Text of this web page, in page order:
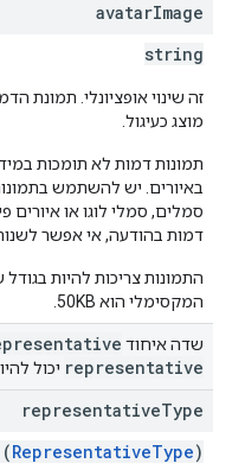
avatarImage
string
מוצג כעיגול.
תמונות דמות לא תומכות
באיורים. יש להשתמש
סמלים, סמלי לוגו או
דמות בהודעה, אי אפשר
המקסימלי הוא 50KB.
שדה איחוד
representative יכול
representativeType
RepresentativeType)